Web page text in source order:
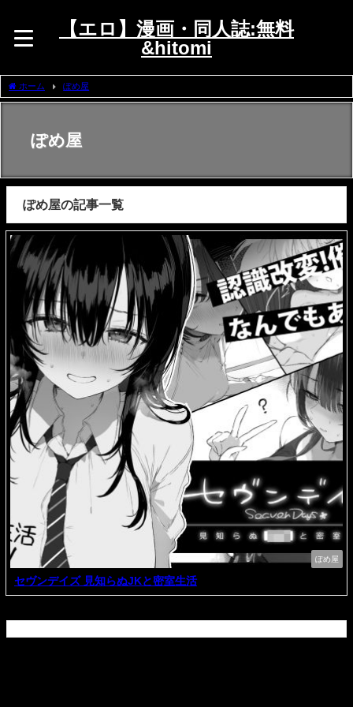
【エロ】漫画・同人誌:無料
&hitomi
ホーム ぽめ屋
ぽめ屋
ぽめ屋の記事一覧
ぽめ屋
セヴンデイズ 見知らぬJKと密室生活